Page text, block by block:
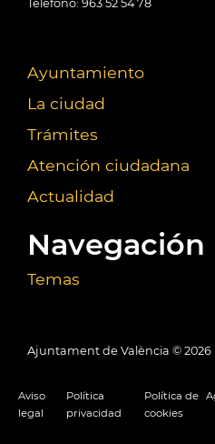
Teléfono: 963 52 54 78
Ayuntamiento
La ciudad
Trámites
Atención ciudadana
Actualidad
Navegación
Temas
Ajuntament de València © 2026
Aviso
legal
Política
privacidad
Política de
cookies